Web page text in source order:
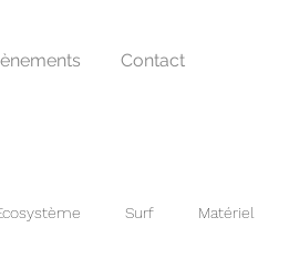
Contact
Surf Matériel